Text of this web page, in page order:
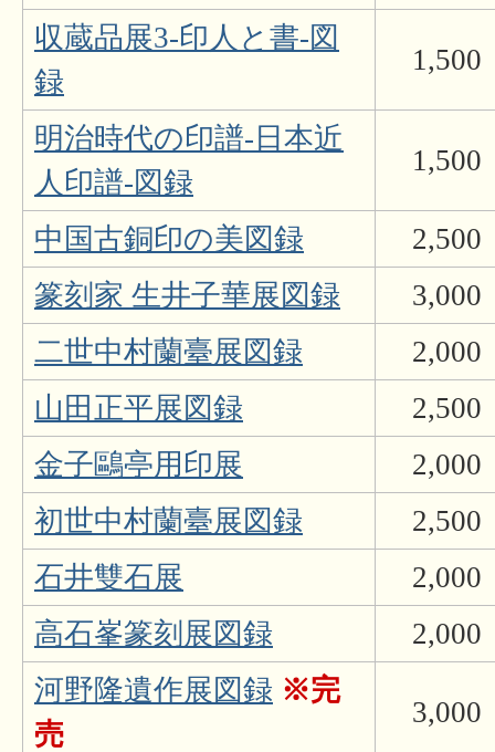
収蔵品展3-印人と書-図
録
1,500
明治時代の印譜-日本近
人印譜-図録
1,500
中国古銅印の美図録
2,500
篆刻家 生井子華展図録
3,000
二世中村蘭臺展図録
2,000
山田正平展図録
2,500
金子鷗亭用印展
2,000
初世中村蘭臺展図録
2,500
石井雙石展
2,000
高石峯篆刻展図録
2,000
河野隆遺作展図録 ※完
売
3,000